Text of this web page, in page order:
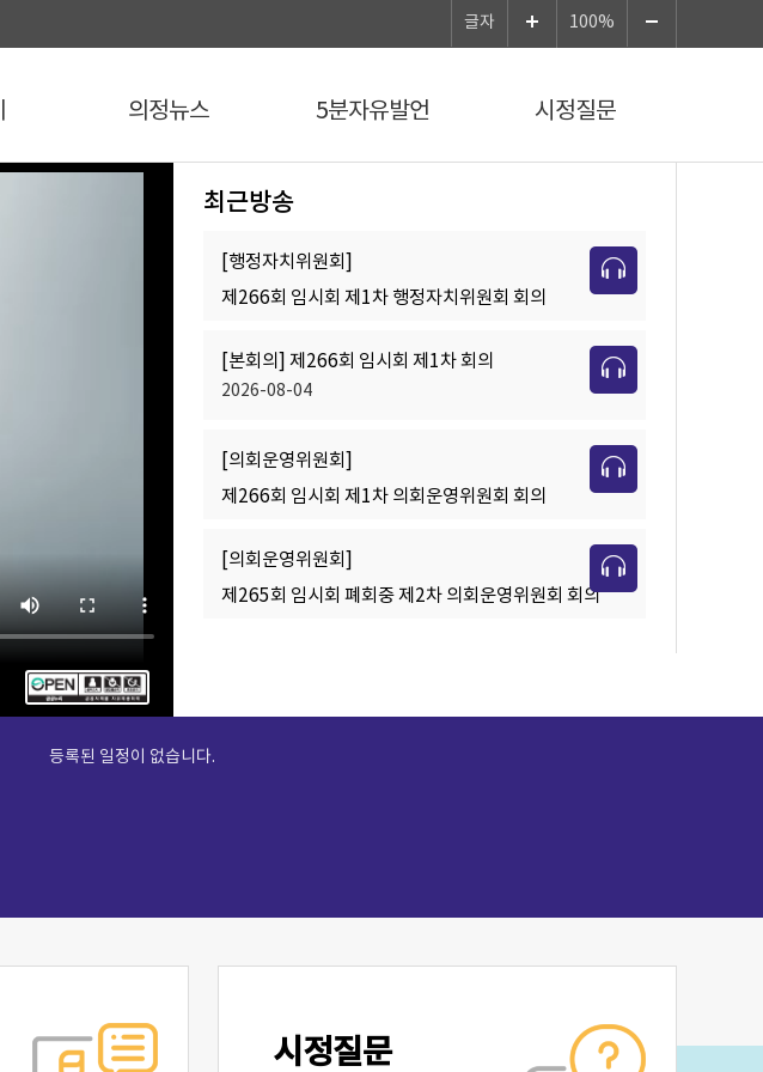
글자 100%
의정뉴스 5분자유발언 시정질문
최근방송
[행정자치위원회]
제266회 임시회 제1차 행정자치위원회 회의
[본회의] 제266회 임시회 제1차 회의
2026-08-04
[의회운영위원회]
제266회 임시회 제1차 의회운영위원회 회의
[의회운영위원회]
제265회 임시회 폐회중 제2차 의회운영위원회 회의
등록된 일정이 없습니다.
시정질문